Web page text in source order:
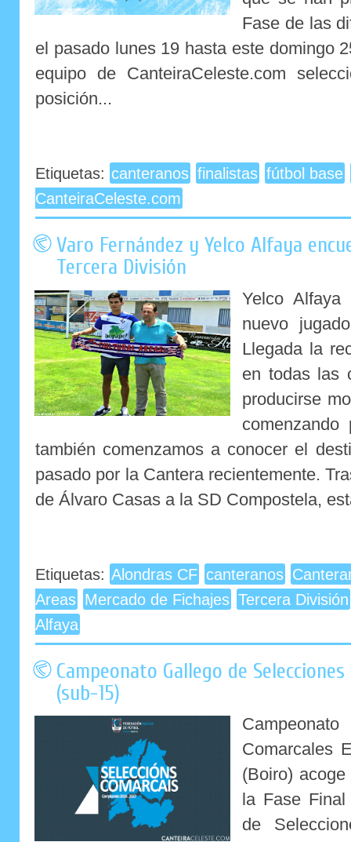
Fase de las
el pasado lunes 19 hasta este domingo
equipo de CanteiraCeleste.com
posición...
Etiquetas: canteranos finalistas fútbol base
CanteiraCeleste.com
Varo Fernández y Yelco Alfaya
Tercera División
Yelco Alfaya
nuevo
Llegada la
en todas las
producirse
también comenzamos a conocer el
pasado por la Cantera recientemente.
de Álvaro Casas a la SD Compostela,
Etiquetas: Alondras CF canteranos
Areas Mercado de Fichajes Tercera División
Alfaya
Campeonato Gallego de
(sub-15)
Comarcales
(Boiro)
la Fase
de